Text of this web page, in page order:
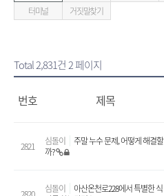
터미널
거짓말찾기
Total 2,831건2 페이지
번호 제목
2821 심돌이
주말 누수 문제, 어떻게 해결할
까?
심돌이
아산온천로228에서 특별한 식